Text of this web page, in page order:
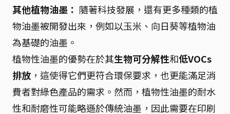
其他植物油墨： 隨著科技發展，還有更多種類的植
物油墨被開發出來，例如以玉米、向日葵等植物油
為基礎的油墨。
植物性油墨的優勢在於其生物可分解性和低VOCs
排放 ，這使得它們更符合環保要求，也更能滿足消
費者對綠色產品的需求。然而，植物性油墨的耐水
性和耐磨性可能略遜於傳統油墨，因此需要在印刷